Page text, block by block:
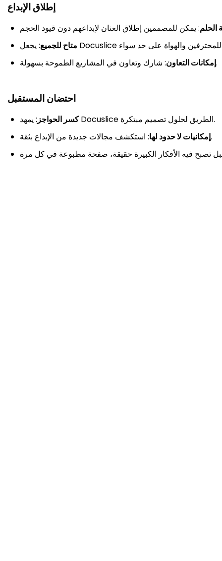
إطلاق الإبداع
الحلم
متاح للجميع
إمكانات التعاون: شارك وتعاون في المشاريع الطموحة بسهولة.
احتضان المستقبل
كسر الحواجز
: يمهد Docuslice الطريق لحلول تصميم مبتكرة.
إمكانيات لا حدود لها: استكشف مجالات جديدة من الإبداع بثقة.